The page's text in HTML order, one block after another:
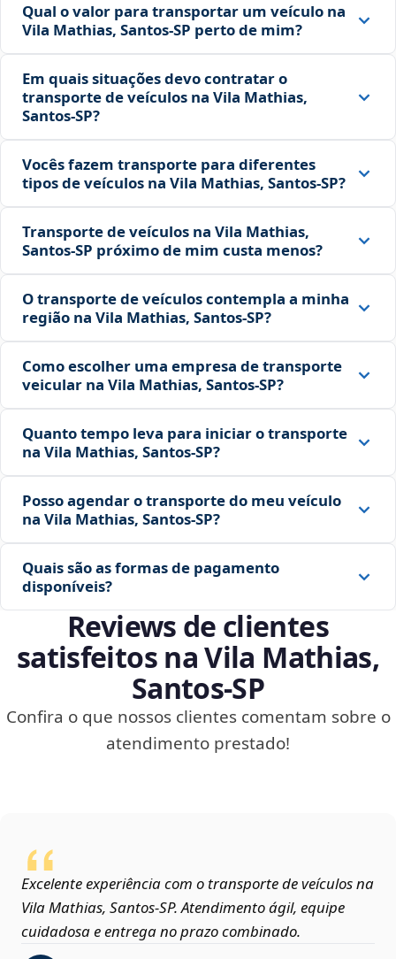
Qual o valor para transportar um veículo na
Vila Mathias, Santos‑SP perto de mim?
Em quais situações devo contratar o
transporte de veículos na Vila Mathias,
Santos‑SP?
Vocês fazem transporte para diferentes
tipos de veículos na Vila Mathias, Santos‑SP?
Transporte de veículos na Vila Mathias,
Santos‑SP próximo de mim custa menos?
O transporte de veículos contempla a minha
região na Vila Mathias, Santos‑SP?
Como escolher uma empresa de transporte
veicular na Vila Mathias, Santos‑SP?
Quanto tempo leva para iniciar o transporte
na Vila Mathias, Santos‑SP?
Posso agendar o transporte do meu veículo
na Vila Mathias, Santos‑SP?
Quais são as formas de pagamento
disponíveis?
Reviews de clientes
satisfeitos na Vila Mathias,
Santos‑SP
Confira o que nossos clientes comentam sobre o
atendimento prestado!
Excelente experiência com o transporte de veículos na
Vila Mathias, Santos‑SP. Atendimento ágil, equipe
cuidadosa e entrega no prazo combinado.